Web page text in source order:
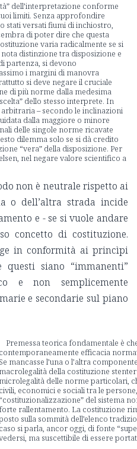
dell’interpretazione conforme
limiti. Senza approfondire
stati versati fiumi di inchiostro,
di poter dire che questa
varia radicalmente se si
distinzione tra disposizione e
partenza, si devono
i margini di manovra
si deve negare il cruciale
di più norme dalla medesima
dello stesso interprete. In
arbitraria – secondo le inclinazioni
dalla maggiore o minore
delle singole norme ricavate
dilemma solo se si dà credito
“vera” della disposizione. Per
nel negare valore scientifico a
non è neutrale rispetto ai
o dell’altra strada incide
e - se si vuole andare
concetto di costituzione.
in conformità ai princìpi
siano “immanenti”
e non semplicemente
e secondarie sul piano
Premessa teorica fondamentale è
contemporaneamente efficacia
Se mancasse l’una o l’altra
macrolegalità della costituzione
microlegalità delle norme particolari,
civili, economici e sociali tra le
“costituzionalizzazione” del sistema
forte rallentamento. La costituzione
sulla sommità dell’elenco
caso si parla, ancor oggi, di fonte
ma suscettibile di essere